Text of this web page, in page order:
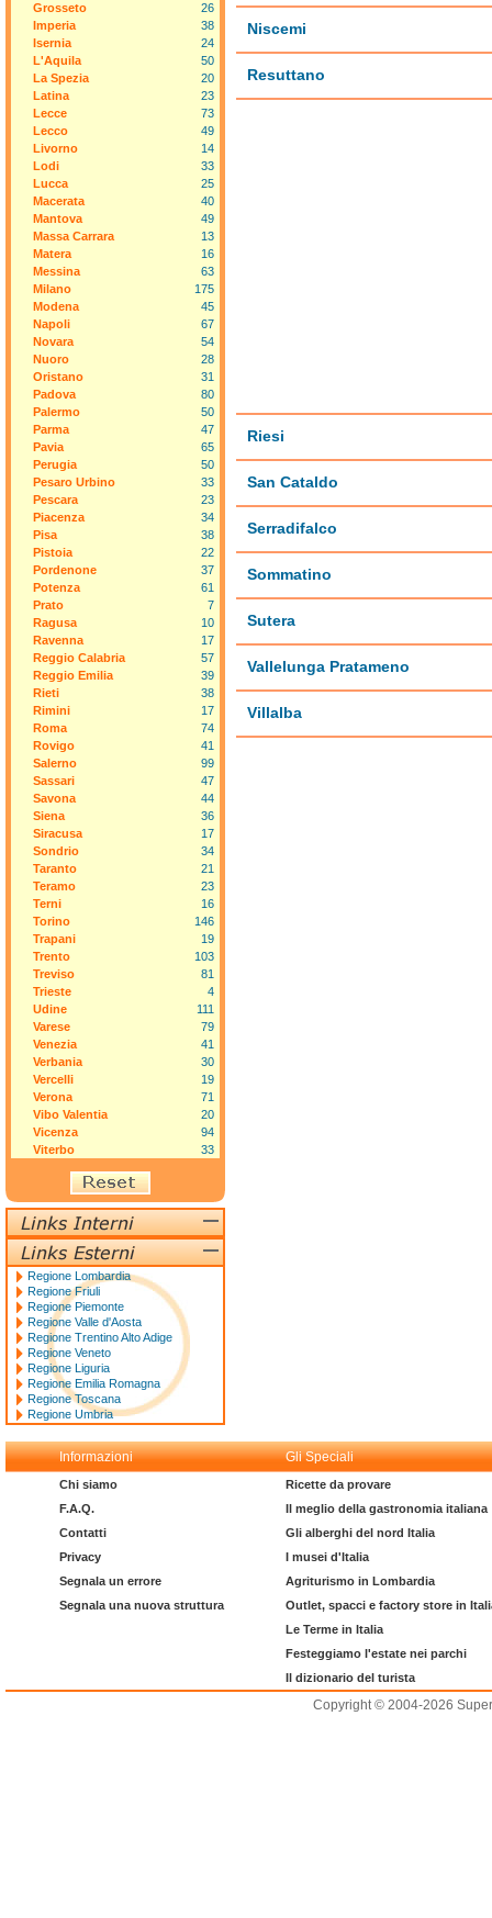
Niscemi
Resuttano
Riesi
San Cataldo
Serradifalco
Sommatino
Sutera
Vallelunga Pratameno
Villalba
Grosseto
26
Imperia
38
Isernia
24
L'Aquila
50
La Spezia
20
Latina
23
Lecce
73
Lecco
49
Livorno
14
Lodi
33
Lucca
25
Macerata
40
Mantova
49
Massa Carrara
13
Matera
16
Messina
63
Milano
175
Modena
45
Napoli
67
Novara
54
Nuoro
28
Oristano
31
Padova
80
Palermo
50
Parma
47
Pavia
65
Perugia
50
Pesaro Urbino
33
Pescara
23
Piacenza
34
Pisa
38
Pistoia
22
Pordenone
37
Potenza
61
Prato
7
Ragusa
10
Ravenna
17
Reggio Calabria
57
Reggio Emilia
39
Rieti
38
Rimini
17
Roma
74
Rovigo
41
Salerno
99
Sassari
47
Savona
44
Siena
36
Siracusa
17
Sondrio
34
Taranto
21
Teramo
23
Terni
16
Torino
146
Trapani
19
Trento
103
Treviso
81
Trieste
4
Udine
111
Varese
79
Venezia
41
Verbania
30
Vercelli
19
Verona
71
Vibo Valentia
20
Vicenza
94
Viterbo
33
Regione Lombardia
Regione Friuli
Regione Piemonte
Regione Valle d'Aosta
Regione Trentino Alto Adige
Regione Veneto
Regione Liguria
Regione Emilia Romagna
Regione Toscana
Regione Umbria
Informazioni Gli Speciali
Chi siamo
F.A.Q.
Contatti
Privacy
Segnala un errore
Segnala una nuova struttura
Ricette da provare
Il meglio della gastronomia italiana
Gli alberghi del nord Italia
I musei d'Italia
Agriturismo in Lombardia
Outlet, spacci e factory store in
Le Terme in Italia
Festeggiamo l'estate nei parchi
Il dizionario del turista
Copyright © 2004-2026